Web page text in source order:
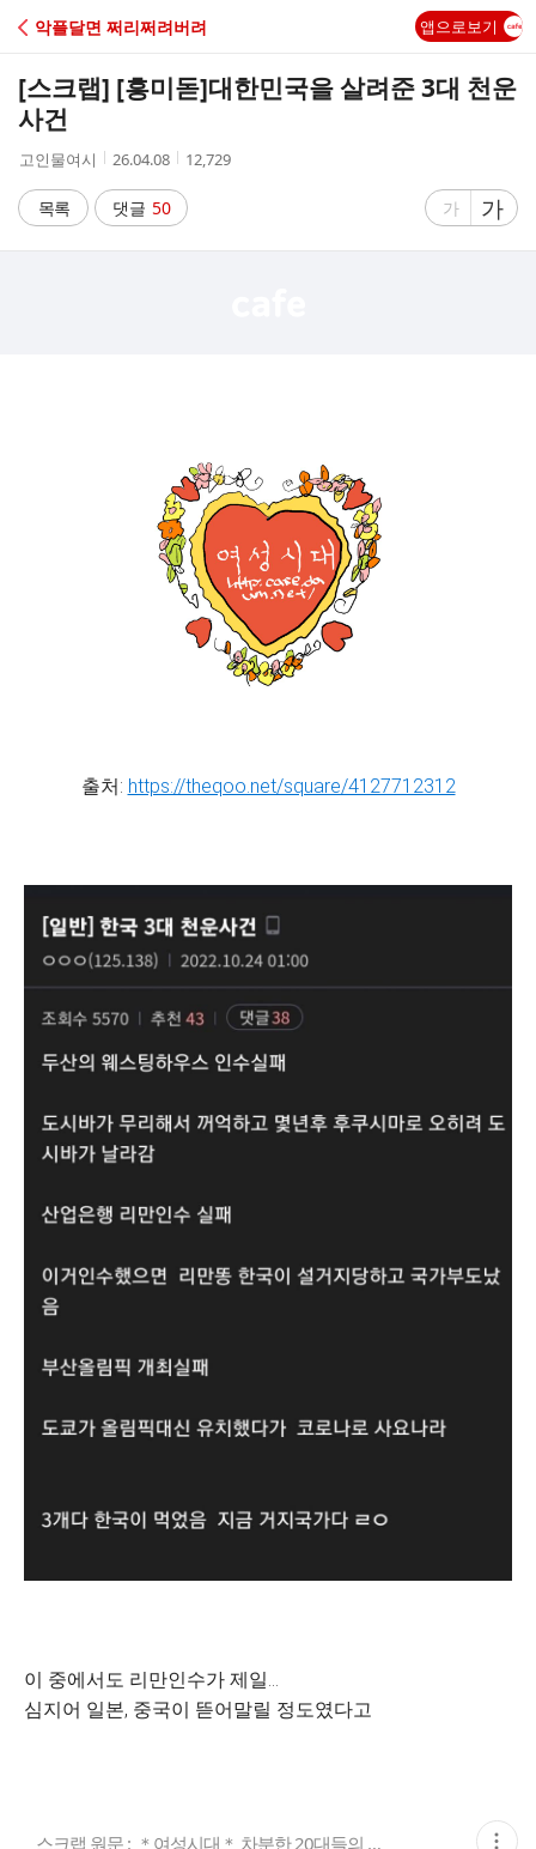
C
A
악플달면 쩌리쩌려버려 앱으로보기
[스크랩] [흥미돋]대한민국을 살려준 3대 천운
사건
작
자
고인물여시
작
시
간
26.04.08
조
수
12,729
목록 댓글 50
글
가
글
자
가
출처: https://theqoo.net/square/4127712312
이 중에서도 리만인수가 제일...
심지어 일본, 중국이 뜯어말릴 정도였다고
스크랩 원문 : ＊여성시대＊ 차분한 20대들의 알흠다운 공간 현